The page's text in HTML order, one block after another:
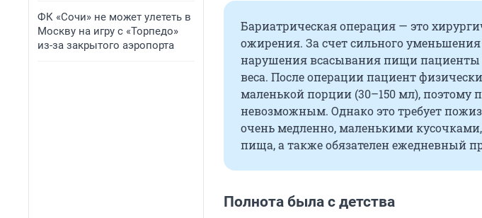
ФК «Сочи» не может улететь в
Москву на игру с «Торпедо»
из-за закрытого аэропорта
Бариатрическая операция — это
ожирения. За счет сильного
нарушения всасывания пищи пациенты
веса. После операции пациент
маленькой порции (30–150 мл), поэтому
невозможным. Однако это требует
очень медленно, маленькими
пища, а также обязателен ежедневный
Полнота была с детства